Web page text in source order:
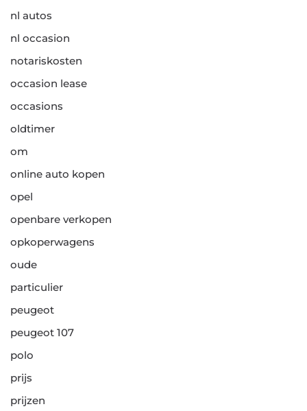
nl autos
nl occasion
notariskosten
occasion lease
occasions
oldtimer
om
online auto kopen
opel
openbare verkopen
opkoperwagens
oude
particulier
peugeot
peugeot 107
polo
prijs
prijzen